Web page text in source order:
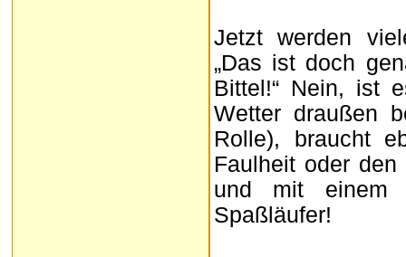
Jetzt werden
„Das ist doch
Bittel!“ Nein, ist
Wetter draußen
Rolle), braucht
Faulheit oder
und mit einem
Spaßläufer!